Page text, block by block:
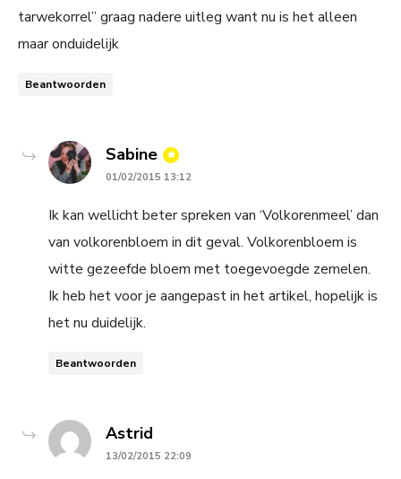
tarwekorrel” graag nadere uitleg want nu is het alleen
maar onduidelijk
Beantwoorden
Sabine says:
01/02/2015 13:12
Ik kan wellicht beter spreken van ‘Volkorenmeel’ dan
van volkorenbloem in dit geval. Volkorenbloem is
witte gezeefde bloem met toegevoegde zemelen.
Ik heb het voor je aangepast in het artikel, hopelijk is
het nu duidelijk.
Beantwoorden
Astrid
13/02/2015 22:09